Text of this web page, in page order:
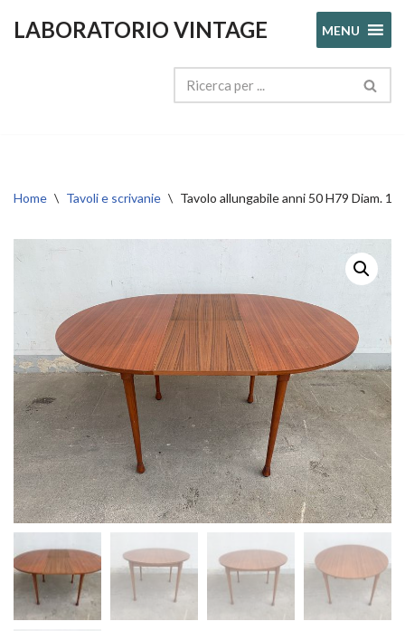
LABORATORIO VINTAGE MENU
Home \ Tavoli e scrivanie \ Tavolo allungabile anni 50 H79 Diam.